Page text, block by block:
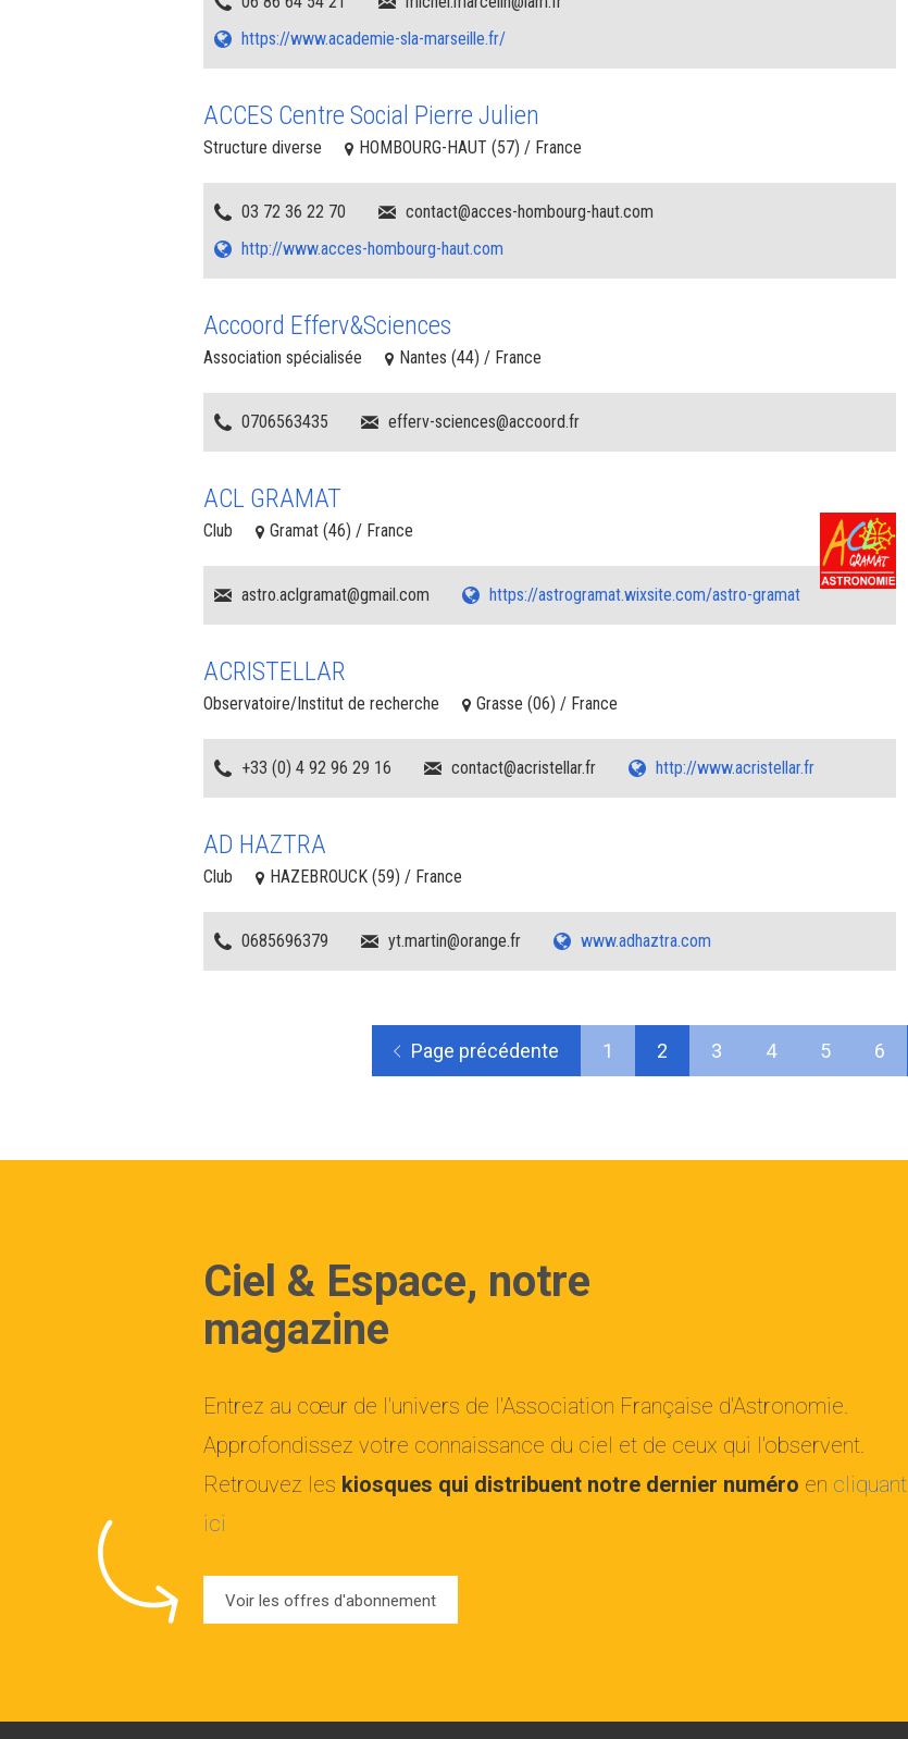
https://www.academie-sla-marseille.fr/
ACCES Centre Social Pierre Julien
Structure diverse HOMBOURG-HAUT (57) / France
03 72 36 22 70
contact@acces-hombourg-haut.com
http://www.acces-hombourg-haut.com
Accoord Efferv&Sciences
Association spécialisée Nantes (44) / France
0706563435 efferv-sciences@accoord.fr
ACL GRAMAT
Club Gramat (46) / France
astro.aclgramat@gmail.com https://astrogramat.wixsite.com/astro-gramat
ACRISTELLAR
Observatoire/Institut de recherche Grasse (06) / France
+33 (0) 4 92 96 29 16 contact@acristellar.fr http://www.acristellar.fr
AD HAZTRA
Club HAZEBROUCK (59) / France
0685696379 yt.martin@orange.fr www.adhaztra.com
Page précédente 1 2 3 4 5 6
Ciel & Espace, notre
magazine
Entrez au cœur de l'univers de l'Association Française d'Astronomie.
Approfondissez votre connaissance du ciel et de ceux qui l'observent.
Retrouvez les kiosques qui distribuent notre dernier numéro en cliquant
ici
Voir les offres d'abonnement